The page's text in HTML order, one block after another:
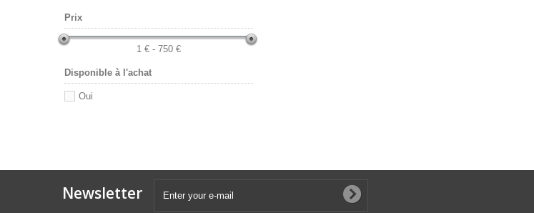
Prix
1 € - 750 €
Disponible à l'achat
Oui
Newsletter